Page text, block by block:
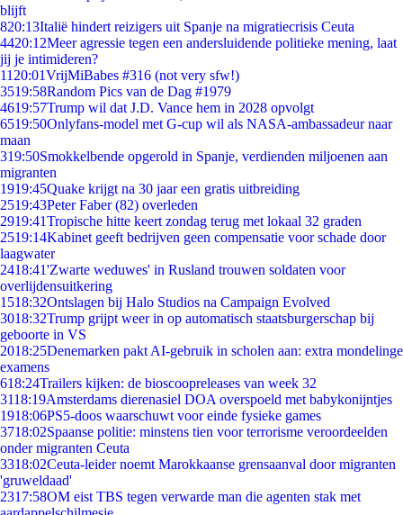
blijft
820:13Italië hindert reizigers uit Spanje na migratiecrisis Ceuta
4420:12Meer agressie tegen een andersluidende politieke mening, laat
jij je intimideren?
11 20:01VrijMiBabes #316 (not very sfw!)
3519:58Random Pics van de Dag #1979
4619:57Trump wil dat J.D. Vance hem in 2028 opvolgt
6519:50Onlyfans-model met G-cup wil als NASA-ambassadeur naar
maan
319:50Smokkelbende opgerold in Spanje, verdienden miljoenen aan
migranten
1919:45Quake krijgt na 30 jaar een gratis uitbreiding
2519:43Peter Faber (82) overleden
2919:41Tropische hitte keert zondag terug met lokaal 32 graden
2519:14Kabinet geeft bedrijven geen compensatie voor schade door
laagwater
2418:41'Zwarte weduwes' in Rusland trouwen soldaten voor
overlijdensuitkering
1518:32Ontslagen bij Halo Studios na Campaign Evolved
3018:32Trump grijpt weer in op automatisch staatsburgerschap bij
geboorte in VS
2018:25Denemarken pakt AI-gebruik in scholen aan: extra mondelinge
examens
618:24Trailers kijken: de bioscoopreleases van week 32
3118:19Amsterdams dierenasiel DOA overspoeld met babykonijntjes
1918:06PS5-doos waarschuwt voor einde fysieke games
3718:02Spaanse politie: minstens tien voor terrorisme veroordeelden
onder migranten Ceuta
3318:02Ceuta-leider noemt Marokkaanse grensaanval door migranten
'gruweldaad'
2317:58OM eist TBS tegen verwarde man die agenten stak met